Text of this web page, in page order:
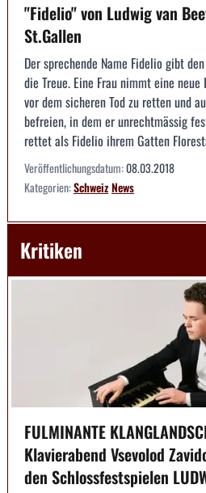
"Fidelio" von Ludwig van
St.Gallen
Der sprechende Name Fidelio gibt
die Treue. Eine Frau nimmt eine
vor dem sicheren Tod zu retten und
befreien, in dem er unrechtmässig
rettet als Fidelio ihrem Gatten
Veröffentlichungsdatum:08.03.2018
Kategorien:SchweizNews
Kritiken
FULMINANTE
Klavierabend Vsevolod
den Schlossfestspielen